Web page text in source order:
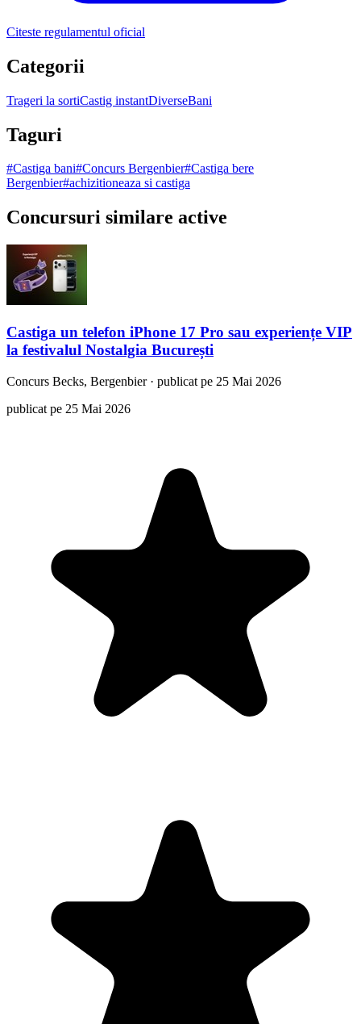
Citeste regulamentul oficial
Categorii
Trageri la sortiCastig instantDiverseBani
Taguri
#Castiga bani#Concurs Bergenbier#Castiga bere
Bergenbier#achizitioneaza si castiga
Concursuri similare active
Castiga un telefon iPhone 17 Pro sau experiențe VIP
la festivalul Nostalgia București
Concurs Becks, Bergenbier· publicat pe 25 Mai 2026
publicat pe 25 Mai 2026